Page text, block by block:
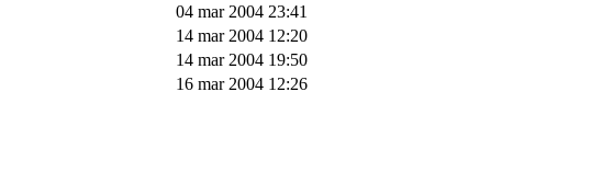
04 mar 2004 23:41
14 mar 2004 12:20
14 mar 2004 19:50
16 mar 2004 12:26